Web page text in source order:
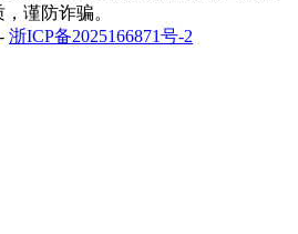
谨防诈骗。
浙ICP备2025166871号-2